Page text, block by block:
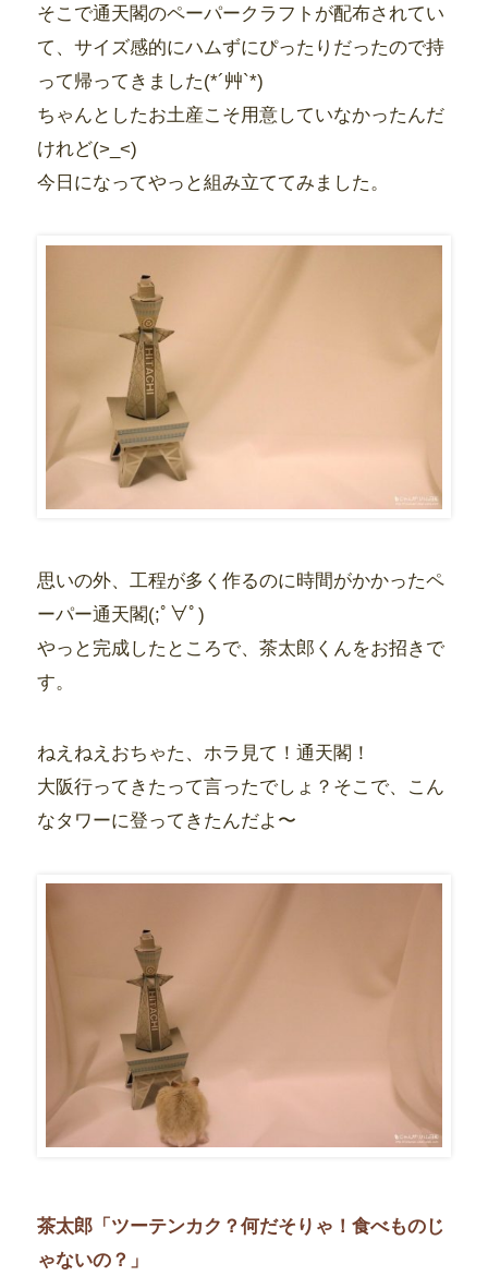
そこで通天閣のペーパークラフトが配布されてい
て、サイズ感的にハムずにぴったりだったので持
って帰ってきました(*´艸`*)
ちゃんとしたお土産こそ用意していなかったんだ
けれど(>_<)
今日になってやっと組み立ててみました。
思いの外、工程が多く作るのに時間がかかったペ
ーパー通天閣(;ﾟ∀ﾟ)
やっと完成したところで、茶太郎くんをお招きで
す。
ねえねえおちゃた、ホラ見て！通天閣！
大阪行ってきたって言ったでしょ？そこで、こん
なタワーに登ってきたんだよ〜
茶太郎「ツーテンカク？何だそりゃ！食べものじ
ゃないの？」